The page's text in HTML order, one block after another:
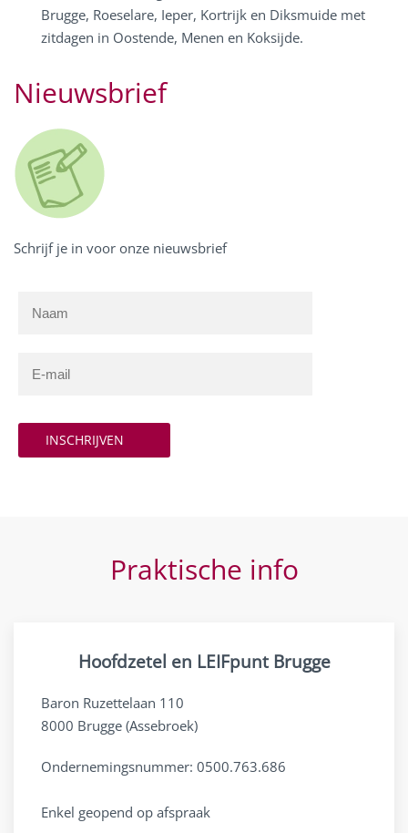
Brugge, Roeselare, Ieper, Kortrijk en Diksmuide met
zitdagen in Oostende, Menen en Koksijde.
Nieuwsbrief
Schrijf je in voor onze nieuwsbrief
INSCHRIJVEN
Praktische info
Hoofdzetel en LEIFpunt Brugge
Baron Ruzettelaan 110
8000 Brugge (Assebroek)
Ondernemingsnummer: 0500.763.686
Enkel geopend op afspraak